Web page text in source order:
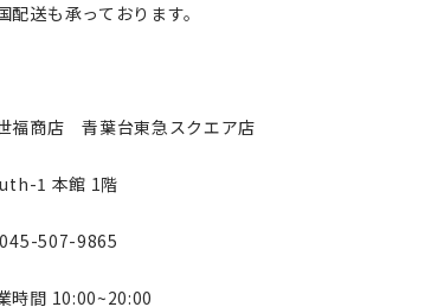
配送も承っております。
福商店 青葉台東急スクエア店
1 本館 1階
507-9865
時間 10:00~20:00